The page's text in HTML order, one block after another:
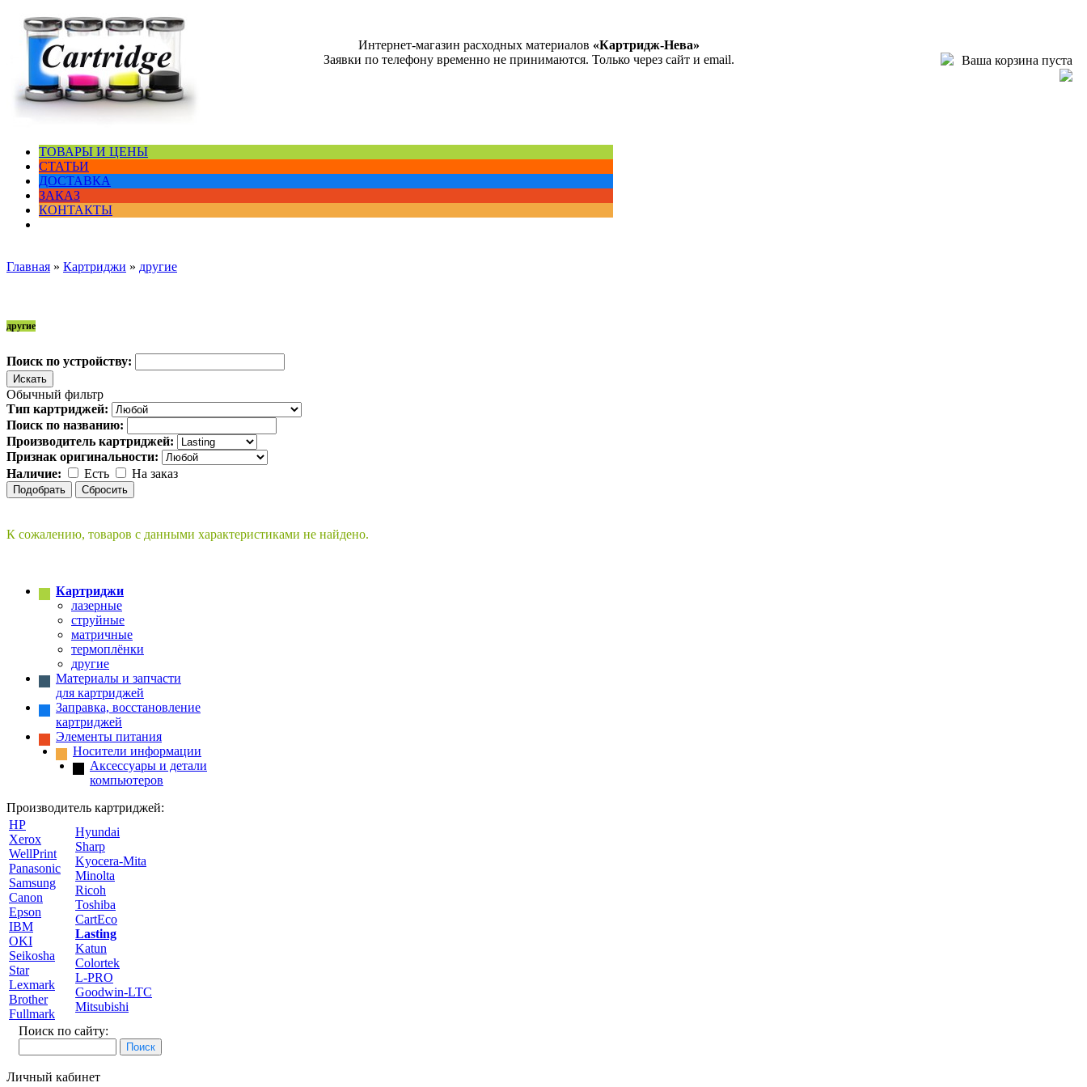
Интернет-магазин расходных материалов «Картридж-Нева»
Заявки по телефону временно не принимаются. Только через сайт и email.
Ваша корзина пуста
ТОВАРЫ И ЦЕНЫ
СТАТЬИ
ДОСТАВКА
ЗАКАЗ
КОНТАКТЫ
Главная » Картриджи » другие
другие
Поиск по устройству:
Обычный фильтр
Тип картриджей:
Поиск по названию:
Производитель картриджей:
Признак оригинальности:
Наличие:
Есть На заказ
К сожалению, товаров с данными характеристиками не найдено.
Картриджи
лазерные
струйные
матричные
термоплёнки
другие
Материалы и запчасти
для картриджей
Заправка, восстановление
картриджей
Элементы питания
Носители информации
Аксессуары и детали
компьютеров
Производитель картриджей:
HP
Xerox
WellPrint
Panasonic
Samsung
Canon
Epson
IBM
OKI
Seikosha
Star
Lexmark
Brother
Fullmark
Hyundai
Sharp
Kyocera-Mita
Minolta
Ricoh
Toshiba
CartEco
Lasting
Katun
Colortek
L-PRO
Goodwin-LTC
Mitsubishi
Поиск по сайту:
Личный кабинет